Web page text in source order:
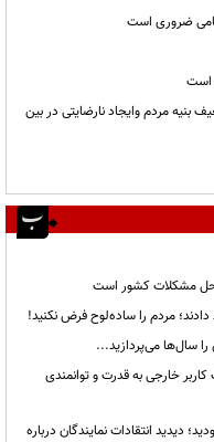
ضروری است
است
بنیه مردم وایجاد نارضایتی در بین
حل مشکلات کشور است
مردم را ساده‌لوح فرض نکنید!
کاربر خارجی به قدرت و توانمندی
انتقادات نمایندگان درباره